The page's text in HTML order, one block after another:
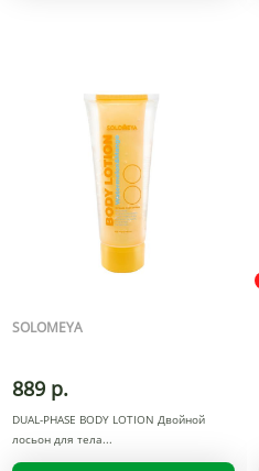
SOLOMEYA
889 р.
DUAL-PHASE BODY LOTION Двойной
лосьон для тела